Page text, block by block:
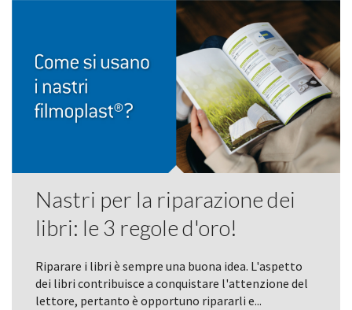
Nastri per la riparazione dei
libri: le 3 regole d'oro!
Riparare i libri è sempre una buona idea. L'aspetto
dei libri contribuisce a conquistare l'attenzione del
lettore, pertanto è opportuno ripararli e...